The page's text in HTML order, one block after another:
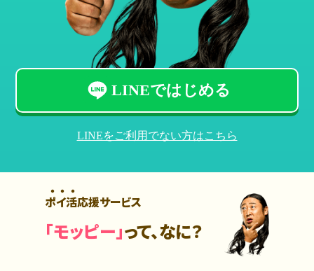
LINEではじめる
LINEをご利用でない方はこちら
ポイ活応援サービス
「モッピー」って、なに？